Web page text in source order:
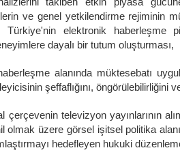
ve genel yetkilendirme rejiminin
Türkiye'nin elektronik haberleşme
dayalı bir tutum oluşturması,
alanında müktesebatı
şeffaflığını, öngörülebilirliğini
çerçevenin televizyon yayınlarının
olmak üzere görsel işitsel politika
hedefleyen hukuki